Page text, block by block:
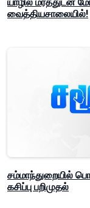
வைத்தியசாலையில்!
சம்மாந்துறையில்
கசிப்பு பறிமுதல்